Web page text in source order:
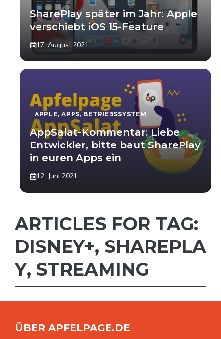
SharePlay später im Jahr: Apple
verschiebt iOS 15-Feature
17. August 2021
APPLE,APPS, BETRIEBSSYSTEM
AppSalat-Kommentar: Liebe
Entwickler, bitte baut SharePlay
in euren Apps ein
12. Juni 2021
ARTICLES FOR TAG:
DISNEY+, SHAREPLA
Y, STREAMING
ÜBER APFELPAGE.DE